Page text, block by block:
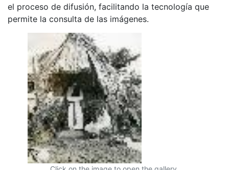
el proceso de difusión, facilitando la tecnología que
permite la consulta de las imágenes.